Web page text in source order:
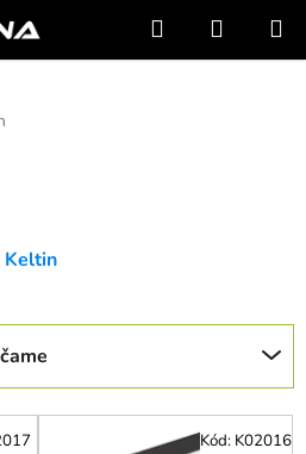
Hľadať
KOŠÍK
Keltin
Kód: K02016